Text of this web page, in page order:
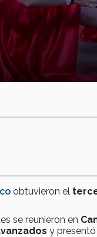
obtuvieron el
se reunieron en
y presentó